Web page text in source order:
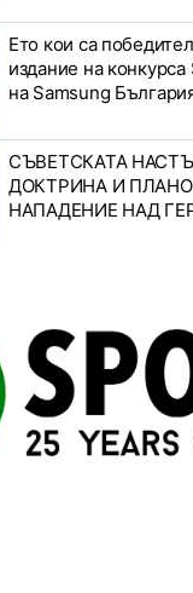
Ето кои са
издание на
на Samsung
СЪВЕТСКАТА
ДОКТРИНА И
НАПАДЕНИЕ НАД